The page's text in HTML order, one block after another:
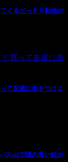
くるどっきり動画が
て友達に差をつけよ
ル山で謎の青い虹が